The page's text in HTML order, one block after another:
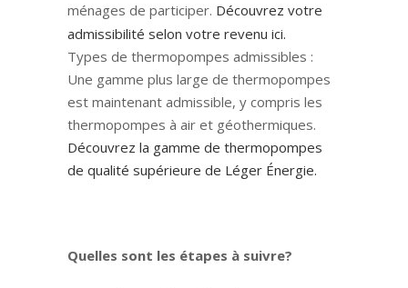
ménages de participer. Découvrez votre
admissibilité selon votre revenu ici.
Types de thermopompes admissibles :
Une gamme plus large de thermopompes
est maintenant admissible, y compris les
thermopompes à air et géothermiques.
Découvrez la gamme de thermopompes
de qualité supérieure de Léger Énergie.
Quelles sont les étapes à suivre?